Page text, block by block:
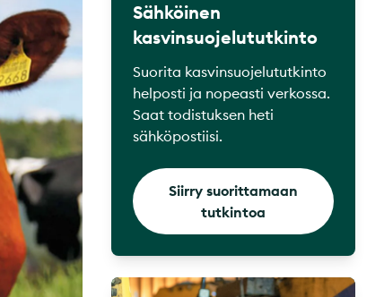
Sähköinen
kasvinsuojelututkinto
Suorita kasvinsuojelututkinto
helposti ja nopeasti verkossa.
Saat todistuksen heti
sähköpostiisi.
Siirry suorittamaan
tutkintoa